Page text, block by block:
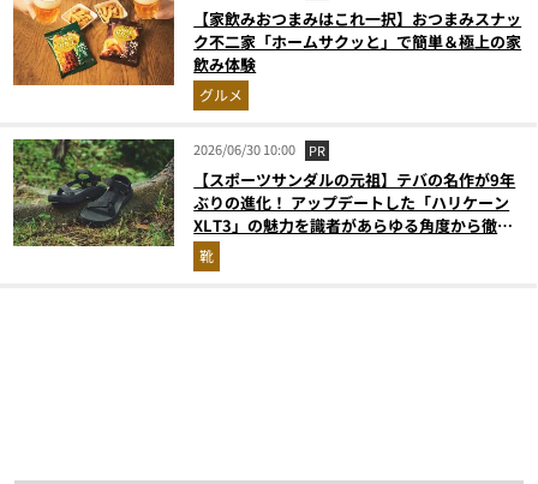
【家飲みおつまみはこれ一択】おつまみスナッ
ク不二家「ホームサクッと」で簡単＆極上の家
飲み体験
グルメ
2026/06/30 10:00 PR
【スポーツサンダルの元祖】テバの名作が9年
ぶりの進化！ アップデートした「ハリケーン
XLT3」の魅力を識者があらゆる角度から徹底
解説！
靴